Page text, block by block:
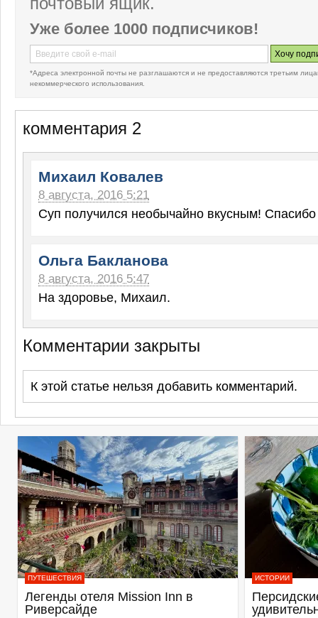
Уже более 1000 подписчиков!
*Адреса электронной почты не разглашаются и не предоставляются третьим
некоммерческого использования.
комментария 2
Михаил Ковалев
8 августа, 2016 5:21
Суп получился необычайно вкусным!
Ольга Бакланова
8 августа, 2016 5:47
На здоровье, Михаил.
Комментарии закрыты
К этой статье нельзя добавить комментарий.
ПУТЕШЕСТВИЯ
Легенды отеля Mission Inn в
Риверсайде
ИСТОРИИ